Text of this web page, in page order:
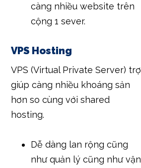
càng nhiều website trên
cộng 1 sever.
VPS Hosting
VPS (Virtual Private Server) trợ
giúp càng nhiều khoáng sản
hơn so cùng với shared
hosting.
Dễ dàng lan rộng cũng
như quản lý cũng như vận